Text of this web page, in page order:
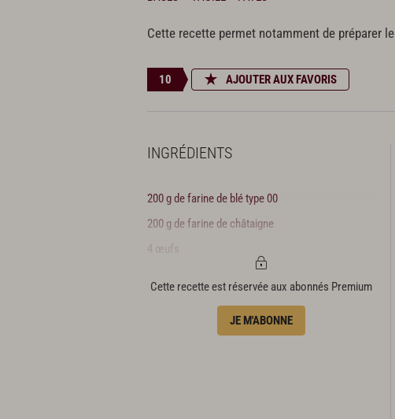
Cette recette permet notamment de préparer le
10 AJOUTER AUX FAVORIS
INGRÉDIENTS
200 g de farine de blé type 00
200 g de farine de châtaigne
4 œufs
Cette recette est réservée aux abonnés Premium
JE M'ABONNE